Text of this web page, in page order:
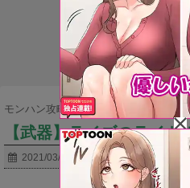
モンハン攻略まとめ隊 > ネタ・雑談
【武器】ライズのライト
2021/03/29